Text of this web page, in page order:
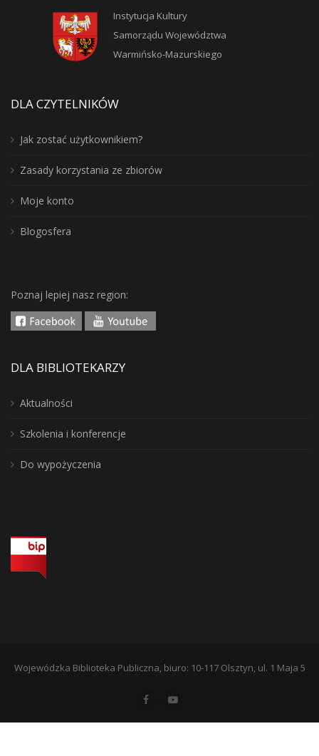
Instytucja Kultury
Samorządu Województwa
Warmińsko-Mazurskiego
DLA CZYTELNIKÓW
Jak zostać użytkownikiem?
Zasady korzystania ze zbiorów
Moje konto
Blogosfera
Poznaj lepiej nasz region:
DLA BIBLIOTEKARZY
Aktualności
Szkolenia i konferencje
Do wypożyczenia
Wojewódzka Biblioteka Publiczna, biuro: 10-117 Olsztyn, ul. 1 Maja 5